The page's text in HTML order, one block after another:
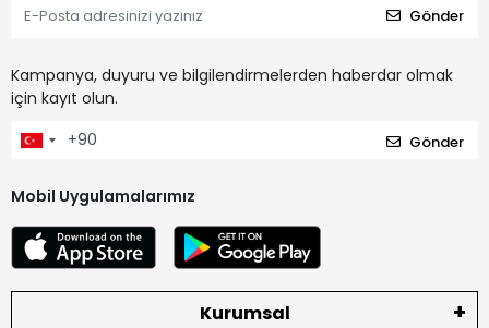
Gönder
Kampanya, duyuru ve bilgilendirmelerden haberdar olmak
için kayıt olun.
Gönder
Mobil Uygulamalarımız
Kurumsal